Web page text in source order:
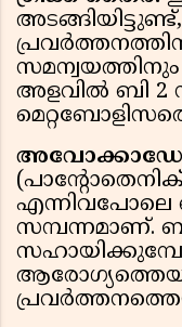
അളവിൽ ബി
എന്നിവപോലെ
സമ്പന്നമാണ്.